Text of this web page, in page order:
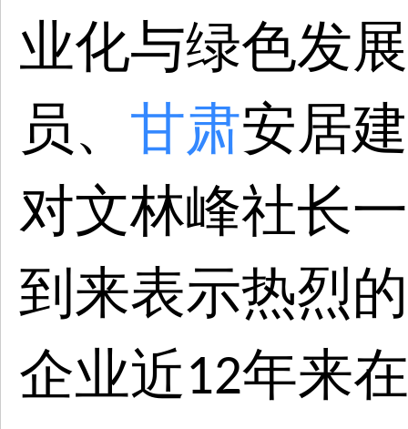
业化与绿色发
员、 甘肃安居
对文林峰社长
到来表示热烈
企业近12年来